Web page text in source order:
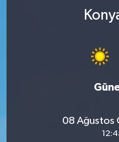
08 Ağustos